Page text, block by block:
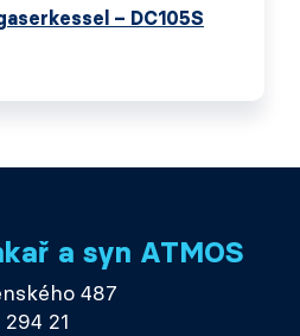
– DC105S
a syn ATMOS
487
294 21